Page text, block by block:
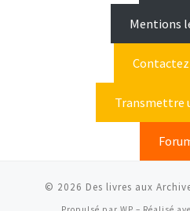
Mentions
Transmettre
© 2026 Des livres aux